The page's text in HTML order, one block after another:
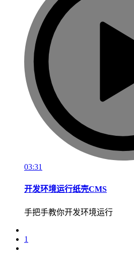
03:31
开发环境运行纸壳CMS
手把手教你开发环境运行
1